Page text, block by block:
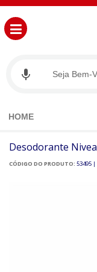
HOME
Desodorante
CÓDIGO DO PRODUTO: 53495 |